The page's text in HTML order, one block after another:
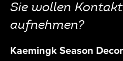
Sie wollen
aufnehmen?
Kaemingk Season